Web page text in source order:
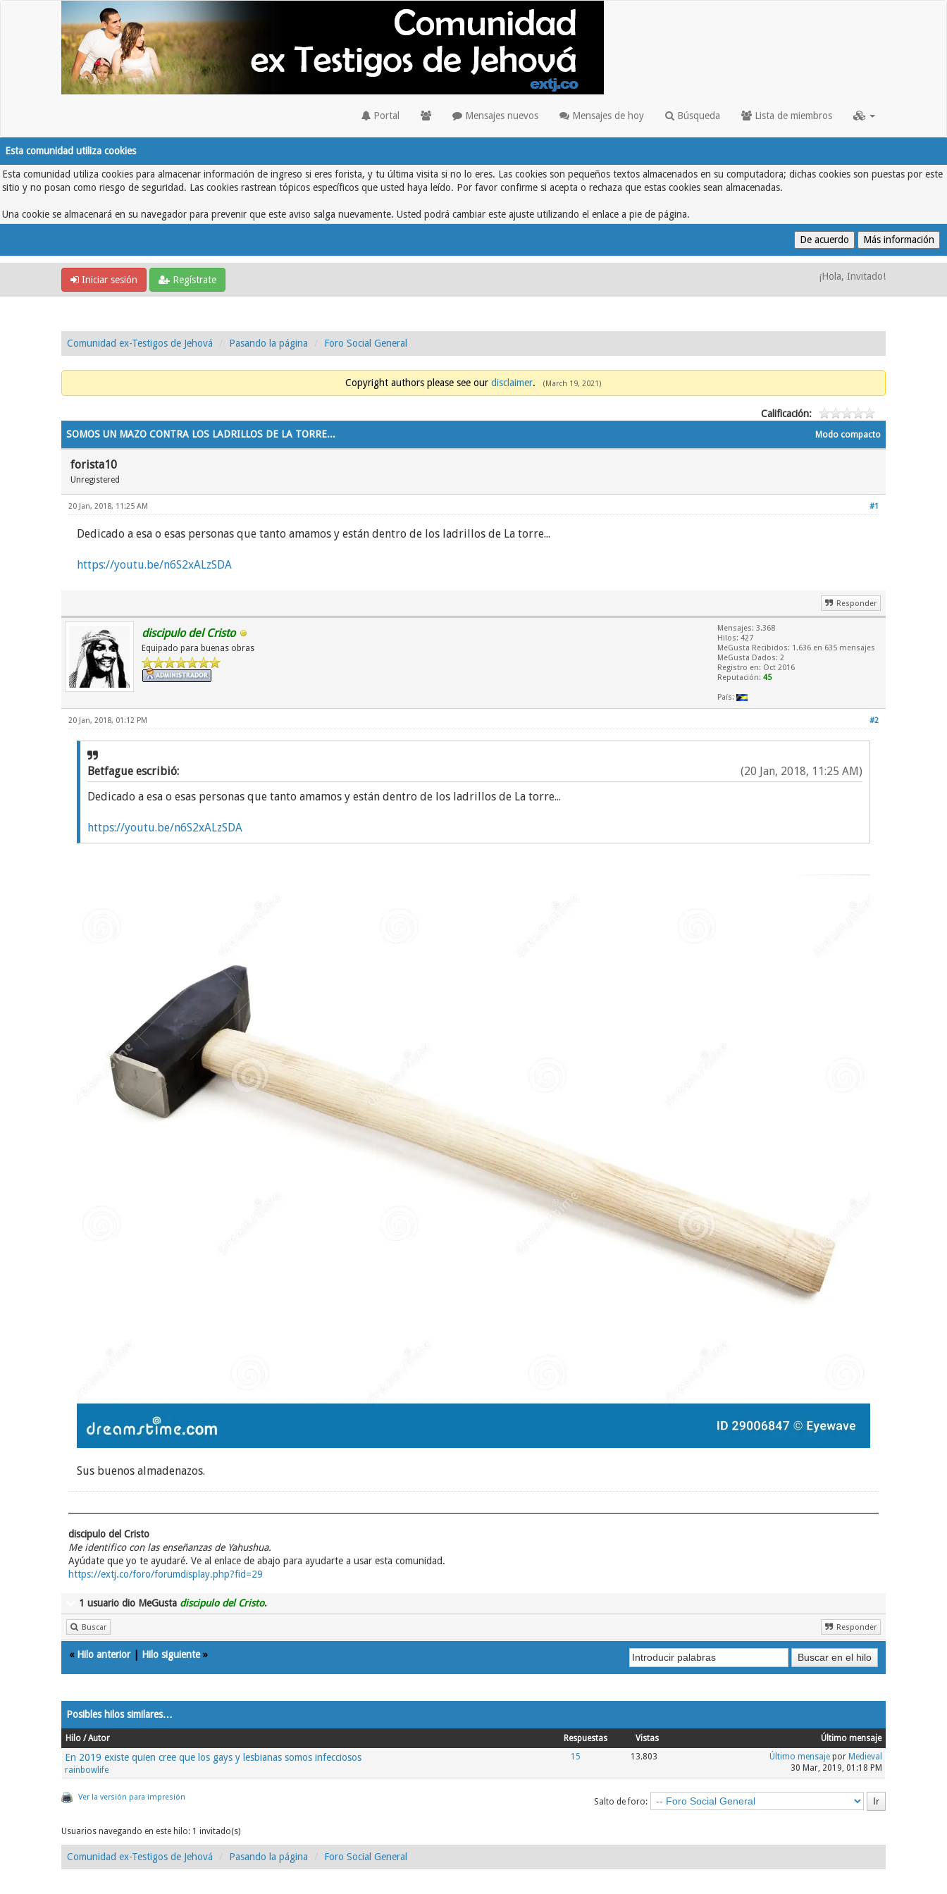
Portal Mensajes nuevos Mensajes de hoy Búsqueda Lista de miembros
Esta comunidad utiliza cookies
Esta comunidad utiliza cookies para almacenar información de ingreso si eres forista, y tu última visita si no lo eres. Las cookies son pequeños textos almacenados en su computadora; dichas cookies son puestas por este
sitio y no posan como riesgo de seguridad. Las cookies rastrean tópicos específicos que usted haya leído. Por favor confirme si acepta o rechaza que estas cookies sean almacenadas.
Una cookie se almacenará en su navegador para prevenir que este aviso salga nuevamente. Usted podrá cambiar este ajuste utilizando el enlace a pie de página.
Iniciar sesión Regístrate ¡Hola, Invitado!
Comunidad ex-Testigos de Jehová Pasando la página Foro Social General
Copyright authors please see our disclaimer. (March 19, 2021)
Calificación:
Modo compacto
SOMOS UN MAZO CONTRA LOS LADRILLOS DE LA TORRE...
forista10
Unregistered
#1
20 Jan, 2018, 11:25 AM
Dedicado a esa o esas personas que tanto amamos y están dentro de los ladrillos de La torre...
https://youtu.be/n6S2xALzSDA
Responder
discipulo del Cristo
Equipado para buenas obras
Mensajes: 3.368
Hilos: 427
MeGusta Recibidos: 1.636 en 635 mensajes
MeGusta Dados: 2
Registro en: Oct 2016
Reputación: 45
País:
#2
20 Jan, 2018, 01:12 PM
(20 Jan, 2018, 11:25 AM)
Betfague escribió:
Dedicado a esa o esas personas que tanto amamos y están dentro de los ladrillos de La torre...
https://youtu.be/n6S2xALzSDA
Sus buenos almadenazos.
discipulo del Cristo
Me identifico con las enseñanzas de Yahushua.
Ayúdate que yo te ayudaré. Ve al enlace de abajo para ayudarte a usar esta comunidad.
https://extj.co/foro/forumdisplay.php?fid=29
1 usuario dio MeGusta discipulo del Cristo.
Buscar Responder
« Hilo anterior| Hilo siguiente»
Posibles hilos similares…
Hilo / Autor Respuestas Vistas Último mensaje
En 2019 existe quien cree que los gays y lesbianas somos infecciosos
rainbowlife
15 13.803 Último mensajepor Medieval
30 Mar, 2019, 01:18 PM
Ver la versión para impresión Salto de foro:
Usuarios navegando en este hilo: 1 invitado(s)
Comunidad ex-Testigos de Jehová Pasando la página Foro Social General